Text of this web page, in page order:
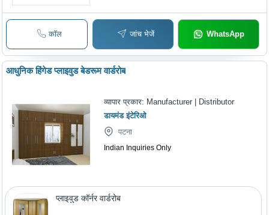
कॉल जांच भेजें WhatsApp
आधुनिक हिंगेड प्लाइवुड बेडरूम वार्डरोब
व्यापार प्रकार: Manufacturer | Distributor
डायमंड इंटेरिओ
पटना
Indian Inquiries Only
प्लाइवुड कॉर्नर वार्डरोब